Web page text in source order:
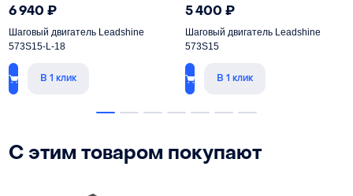
6 940₽
Шаговый двигатель Leadshine
573S15-L-18
В 1 клик
5 400₽
Шаговый двигатель Leadshine
573S15
В 1 клик
С этим товаром покупают